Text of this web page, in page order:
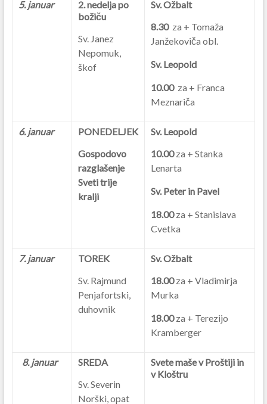
5. januar
2. nedelja po
božiču
Sv. Janez
Nepomuk,
škof
Sv. Ožbalt
8.30 za + Tomaža
Janžekoviča obl.
Sv. Leopold
10.00 za + Franca
Meznariča
6. januar
PONEDELJEK
Gospodovo
razglašenje
Sveti trije
kralji
Sv. Leopold
10.00za + Stanka
Lenarta
Sv. Peter in Pavel
18.00za + Stanislava
Cvetka
7. januar
TOREK
Sv. Rajmund
Penjafortski,
duhovnik
Sv. Ožbalt
18.00za + Vladimirja
Murka
18.00za + Terezijo
Kramberger
8. januar
SREDA
Sv. Severin
Norški, opat
Svete maše v Proštiji in
v Kloštru